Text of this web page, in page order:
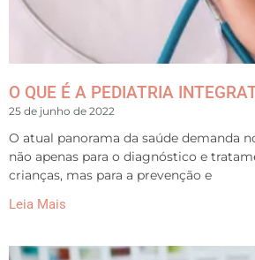
O QUE É A PEDIATRIA
25 de junho de 2022
O atual panorama da saúde demanda
não apenas para o diagnóstico e
crianças, mas para a prevenção e
Leia Mais